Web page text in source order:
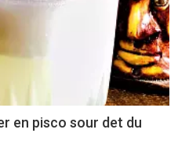
en pisco sour det du